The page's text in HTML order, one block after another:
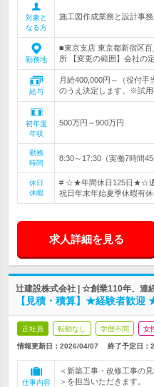
対象と
なる方
施工図作成業務と設計事
勤務地
■東京支店 東京都新宿区
所 【変更の範囲】会社の
給与
月給400,000円～（役付
のうえ決定します。※試
初年度
年収
500万円～900万円
勤務
時間
8:30～17:30（実働7時間
休日
休暇
# ☆★年間休日125日★☆週
祝日年末年始夏季休暇有
求人詳細を見る
辻建設株式会社 | ☆創業110年、
【見積・積算】★経験者歓迎
正社員 転勤なし 学歴不問 女
情報更新日：2026/04/07 終了予定日：
仕事内容
＜新築工事・改修工事の
＞を担当いただきます。